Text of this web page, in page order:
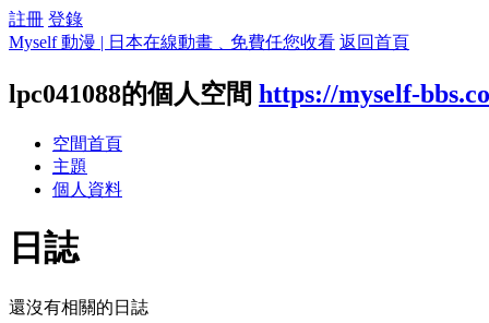
註冊 登錄
Myself 動漫 | 日本在線動畫﹑免費任您收看 返回首頁
lpc041088的個人空間 https://myself-
空間首頁
主題
個人資料
日誌
還沒有相關的日誌